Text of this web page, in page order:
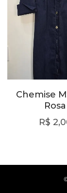
Chemise
Rosa
R$